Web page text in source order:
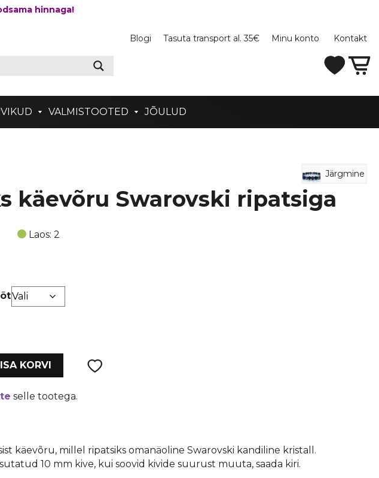
hinnaga!
Blogi Tasuta transport al. 35€ Minu konto Kontakt
VALMISTOOTED JÕULUD
Järgmine
käevõru Swarovski ripatsiga
Laos: 2
KORVI
selle tootega.
käevõru, millel ripatsiks omanäoline Swarovski kandiline kristall.
10 mm kive, kui soovid kivide suurust muuta, saada kiri.